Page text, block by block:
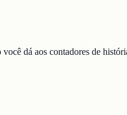
dá aos contadores de